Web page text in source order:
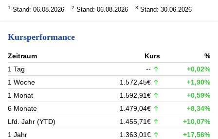
1 Stand: 06.08.2026 2 Stand: 06.08.2026 3 Stand: 30.06.2026
Kursperformance
Zeitraum Kurs
%
1 Tag
--
+0,02%
1 Woche
1.572,45€
+1,90%
1 Monat
1.592,91€
+0,59%
6 Monate
1.479,04€
+8,34%
Lfd. Jahr (YTD)
1.455,71€
+10,07%
1 Jahr
1.363,01€
+17,56%